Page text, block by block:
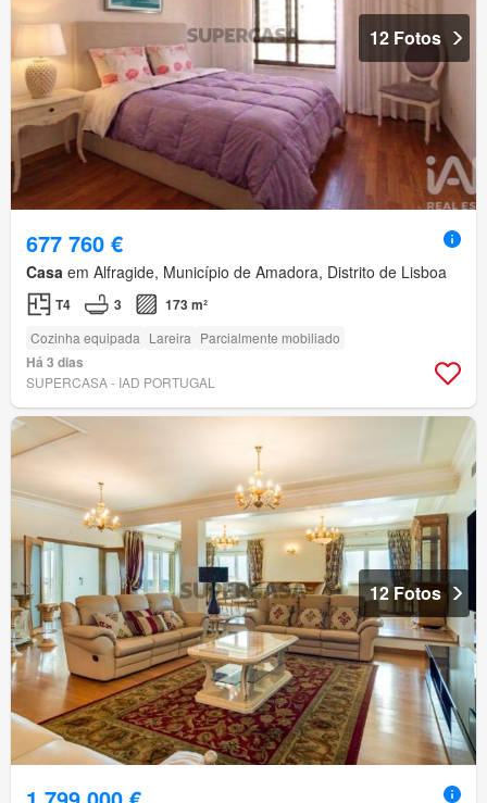
12 Fotos
677 760 €
Casa em Alfragide, Município de Amadora, Distrito de Lisboa
T4 3 173 m²
Cozinha equipada Lareira Parcialmente mobiliado
Há 3 dias
SUPERCASA - IAD PORTUGAL
12 Fotos